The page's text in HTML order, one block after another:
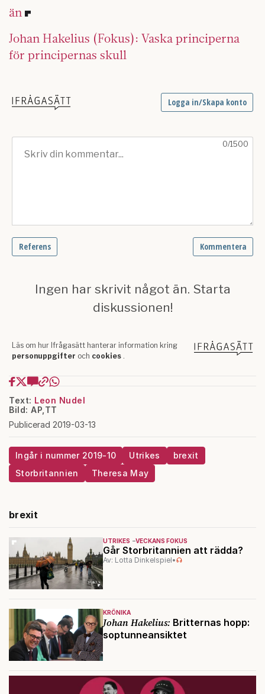
än
Johan Hakelius (Fokus): Vaska principerna
för principernas skull
Text: Leon Nudel
Bild: AP,TT
Publicerad 2019-03-13
Ingår i nummer 2019-10 Utrikes
brexit
Storbritannien
Theresa May
brexit
UTRIKES VECKANS FOKUS
Går Storbritannien att rädda?
Av: Lotta Dinkelspiel•
KRÖNIKA
Johan Hakelius: Britternas hopp:
soptunneansiktet